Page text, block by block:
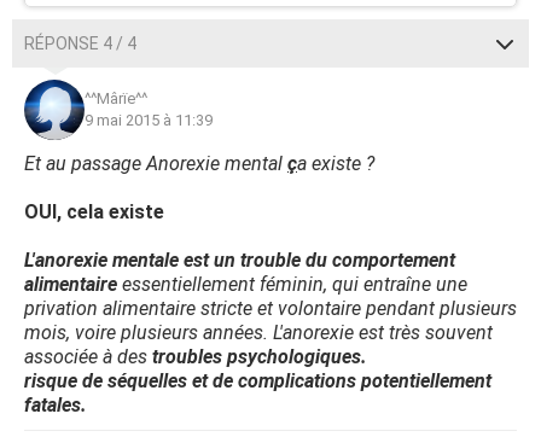
RÉPONSE 4 / 4
^^Mârïe^^
9 mai 2015 à 11:39
Et au passage Anorexie mental ça existe ?
OUI, cela existe
L'anorexie mentale est un trouble du comportement
alimentaire essentiellement féminin, qui entraîne une
privation alimentaire stricte et volontaire pendant plusieurs
mois, voire plusieurs années. L'anorexie est très souvent
associée à des troubles psychologiques.
risque de séquelles et de complications potentiellement
fatales.